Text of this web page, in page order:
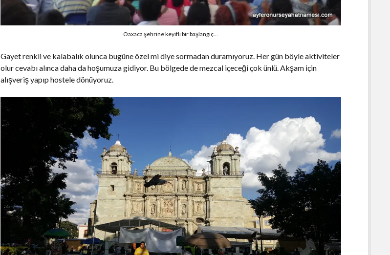
Oaxaca şehrine keyifli bir başlangıç…
Gayet renkli ve kalabalık olunca bugüne özel mi diye sormadan duramıyoruz. Her gün böyle aktiviteler
olur cevabı alınca daha da hoşumuza gidiyor. Bu bölgede de mezcal içeceği çok ünlü. Akşam için
alışveriş yapıp hostele dönüyoruz.